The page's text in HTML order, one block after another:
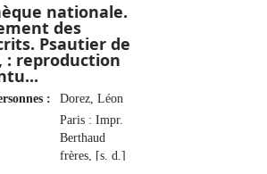
nationale.
des
Psautier de
: reproduction
:
Dorez, Léon
Paris : Impr.
Berthaud
frères, [s. d.]